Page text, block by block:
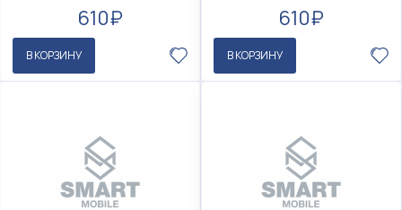
610₽
В КОРЗИНУ
610₽
В КОРЗИНУ